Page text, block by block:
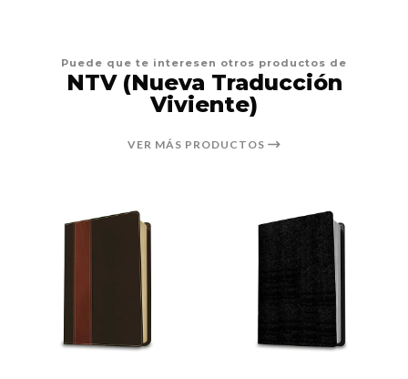
Puede que te interesen otros productos de
NTV (Nueva Traducción
Viviente)
VER MÁS PRODUCTOS